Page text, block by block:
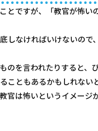
とですが、「教官が怖い
しなければいけないので
を言われたりすると、
こともあるかもしれない
官は怖いというイメージ